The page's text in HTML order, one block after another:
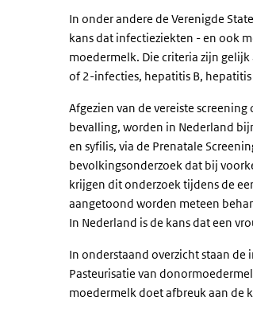
In onder andere de Verenigde
kans dat infectieziekten - en ook
moedermelk. Die criteria zijn
of 2-infecties, hepatitis B,
Afgezien van de vereiste
bevalling, worden in Nederland
en syfilis, via de Prenatale
bevolkingsonderzoek dat bij
krijgen dit onderzoek tijdens de
aangetoond worden meteen
In Nederland is de kans dat een
In onderstaand overzicht staan
Pasteurisatie van
moedermelk doet afbreuk aan de